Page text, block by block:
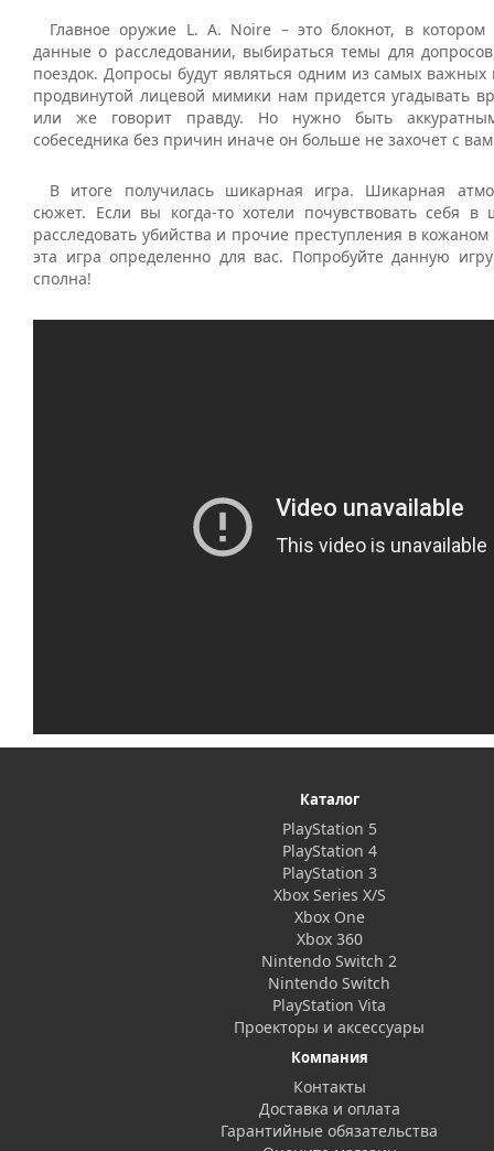
Главное оружие L. A. Noire – это блокнот, в котором
данные о расследовании, выбираться темы для
поездок. Допросы будут являться одним из самых
продвинутой лицевой мимики нам придется угадывать
или же говорит правду. Но нужно быть
собеседника без причин иначе он больше не захочет с
В итоге получилась шикарная игра. Шикарная
сюжет. Если вы когда-то хотели почувствовать себя в
расследовать убийства и прочие преступления в
эта игра определенно для вас. Попробуйте данную
сполна!
Каталог
PlayStation 5
PlayStation 4
PlayStation 3
Xbox Series X/S
Xbox One
Xbox 360
Nintendo Switch 2
Nintendo Switch
PlayStation Vita
Проекторы и аксессуары
Компания
Контакты
Доставка и оплата
Гарантийные обязательства